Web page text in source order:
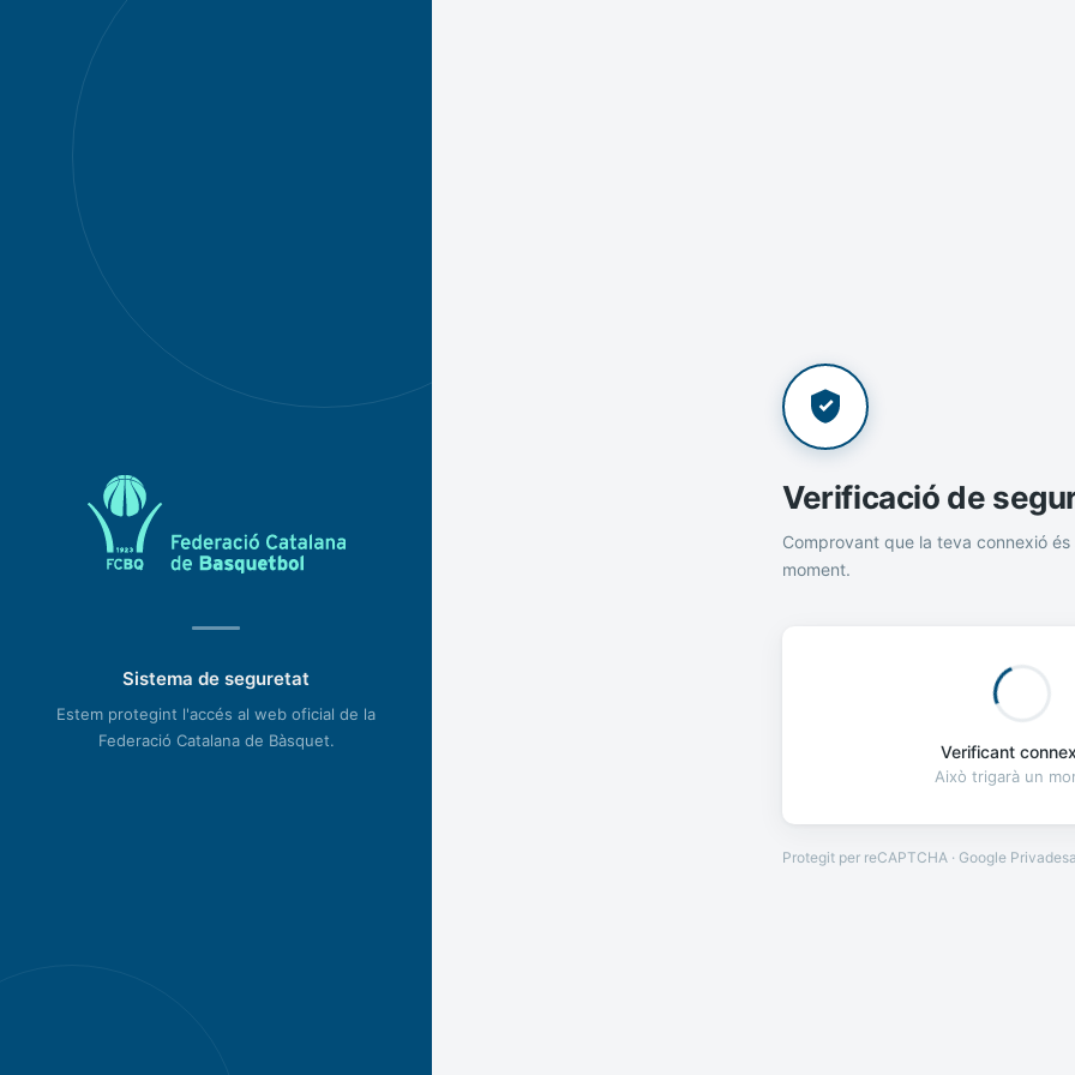
Sistema de seguretat
Estem protegint l'accés al web oficial de la
Federació Catalana de Bàsquet.
Verificació de
Comprovant que la teva connexió és
moment.
Verificant
Això trigarà un
Protegit per reCAPTCHA · Google Privadesa